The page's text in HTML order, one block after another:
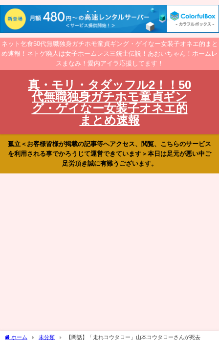
ネット乞食50代無職独身ガチホモ童貞ギング・ゲイなー女装子オネエ的まと
め速報！ネトゲ廃人は女子ホームレス三銃士伝説！あおいちゃん！ホームレ
スまなみ！愛内アイラ応援してます！
真・モリ・タダッフル2！！50
代無職独身ガチホモ童貞ギン
グ・ゲイなー女装子オネエ的
まとめ速報
孤立＜お客様皆様が掲載の記事等へアクセス、閲覧、こちらのサービス
を利用される事でかろうじて運営できています＞本日は足元が悪い中ご
足労頂き誠に有難うございます。
ホーム 未分類 【閑話】「走れコウタロー」山本コウタローさんが死去